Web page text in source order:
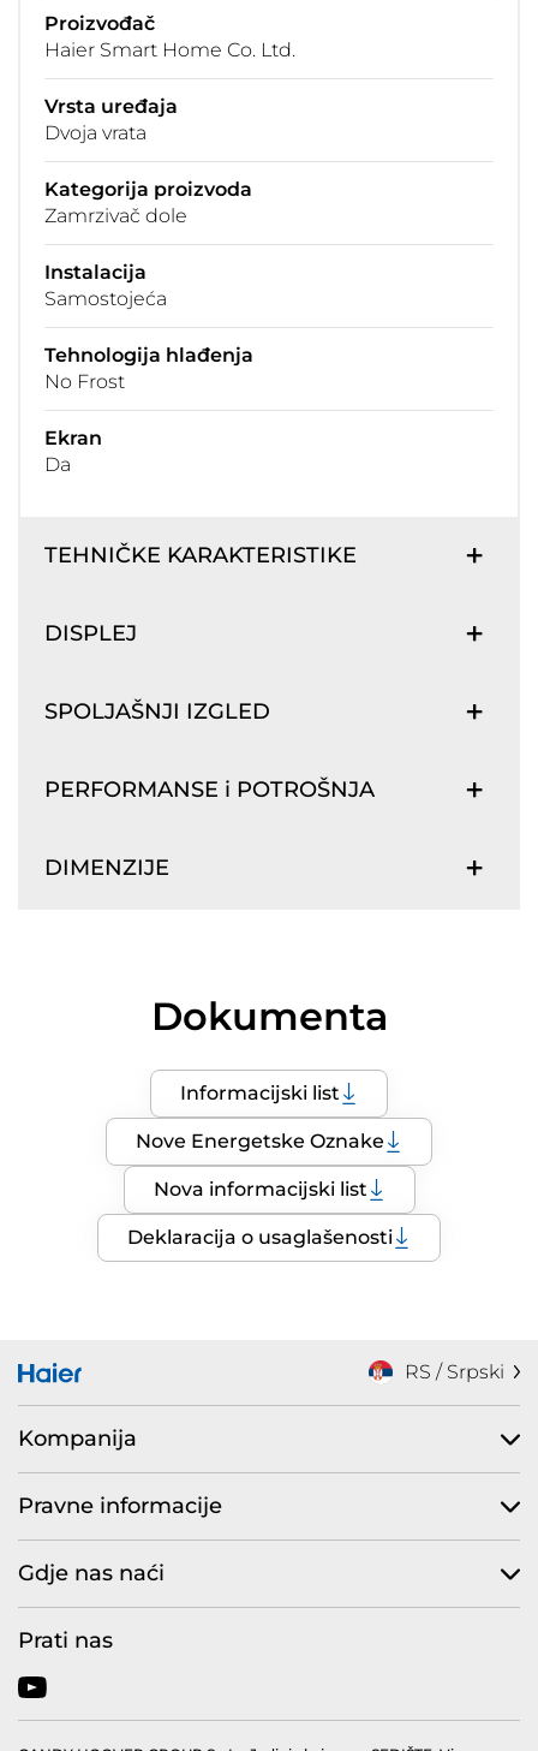
Proizvođač
Haier Smart Home Co. Ltd.
Vrsta uređaja
Dvoja vrata
Kategorija proizvoda
Zamrzivač dole
Instalacija
Samostojeća
Tehnologija hlađenja
No Frost
Ekran
Da
TEHNIČKE KARAKTERISTIKE
DISPLEJ
SPOLJAŠNJI IZGLED
PERFORMANSE i POTROŠNJA
DIMENZIJE
Dokumenta
Informacijski list
Nove Energetske Oznake
Nova informacijski list
Deklaracija o usaglašenosti
RS / Srpski
Kompanija
Pravne informacije
Gdje nas naći
Prati nas